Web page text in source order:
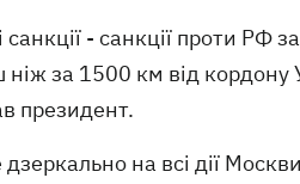
- санкції проти РФ
за 1500 км від кордону
президент.
на всі дії